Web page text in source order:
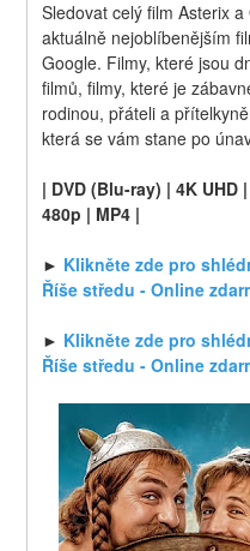
Sledovat celý film Asterix
aktuálně nejoblíbenějším
Google. Filmy, které jsou
filmů, filmy, které je
rodinou, přáteli a
která se vám stane po
| DVD (Blu-ray) | 4K UHD
480p | MP4 |
► Klikněte zde pro
Říše středu - Online
► Klikněte zde pro
Říše středu - Online